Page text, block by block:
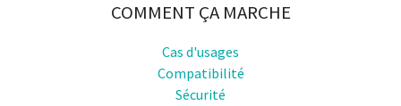
COMMENT ÇA MARCHE
Cas d'usages
Compatibilité
Sécurité